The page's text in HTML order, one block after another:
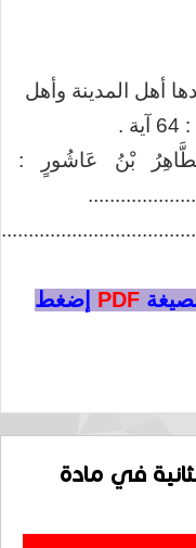
أهل المدينة وأهل
بْنُ عَاشُورٍ :
PDF إضغط
في مادة